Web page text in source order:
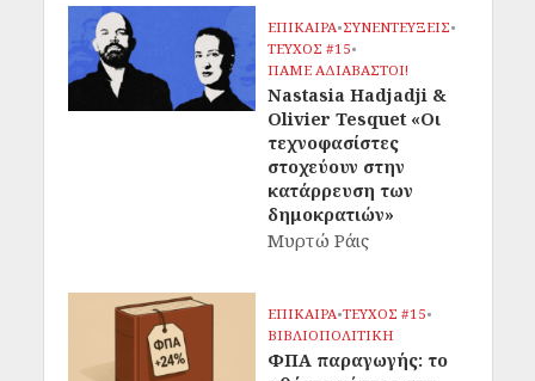
ΕΠΙΚΑΙΡΑ•ΣΥΝΕΝΤΕΥΞΕΙΣ•
ΤΕΥΧΟΣ #15•
ΠΑΜΕ ΑΔΙΑΒΑΣΤΟΙ!
Nastasia Hadjadji &
Olivier Tesquet «Οι
τεχνοφασίστες
στοχεύουν στην
κατάρρευση των
δημοκρατιών»
Μυρτώ Ράις
ΕΠΙΚΑΙΡΑ•ΤΕΥΧΟΣ #15•
ΒΙΒΛΙΟΠΟΛΙΤΙΚΗ
ΦΠΑ παραγωγής: το